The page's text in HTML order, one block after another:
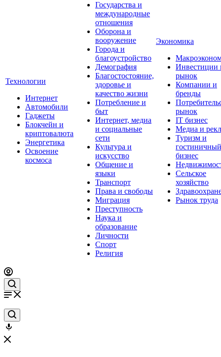
Технологии
Интернет
Автомобили
Гаджеты
Блокчейн и
криптовалюта
Энергетика
Освоение
космоса
Государства и
международные
отношения
Оборона и
вооружение
Города и
благоустройство
Демография
Благостостояние,
здоровье и
качество жизни
Потребление и
быт
Интернет, медиа
и социальные
сети
Культура и
искусство
Общение и
языки
Транспорт
Права и свободы
Миграция
Преступность
Наука и
образование
Личности
Спорт
Религия
Экономика
Инвестиции
рынок
Компании и
бренды
рынок
IT бизнес
Медиа и
Туризм и
гостиничный
бизнес
Сельское
хозяйство
Рынок труда